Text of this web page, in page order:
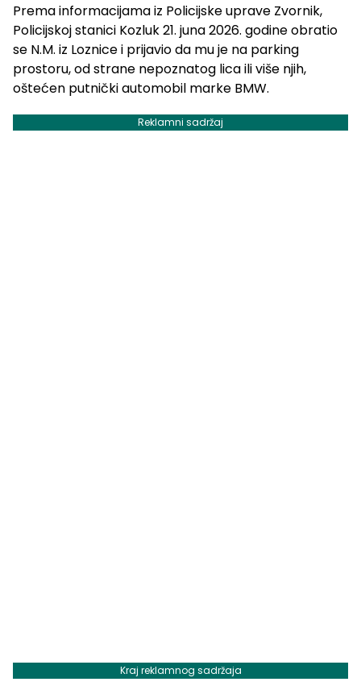
Prema informacijama iz Policijske uprave Zvornik,
Policijskoj stanici Kozluk 21. juna 2026. godine obratio
se N.M. iz Loznice i prijavio da mu je na parking
prostoru, od strane nepoznatog lica ili više njih,
oštećen putnički automobil marke BMW.
Reklamni sadržaj
Kraj reklamnog sadržaja